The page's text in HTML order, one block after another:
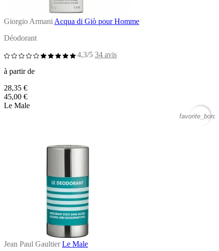
Giorgio Armani Acqua di Giò pour Homme
Déodorant
4,3/5 34 avis
à partir de
28,35 €
45,00 €
Le Male
Jean Paul Gaultier Le Male